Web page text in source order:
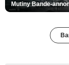
Mutiny Bande-